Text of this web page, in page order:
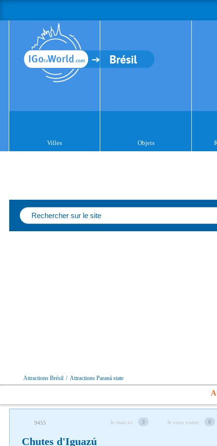
Brésil
Villes Objets
Аttractions Brésil / Аttractions Paraná state
9455 Je étais ici 3 Je veux visiter 0
Chutes d'Iguazú
Suivez-nous sur les réseaux